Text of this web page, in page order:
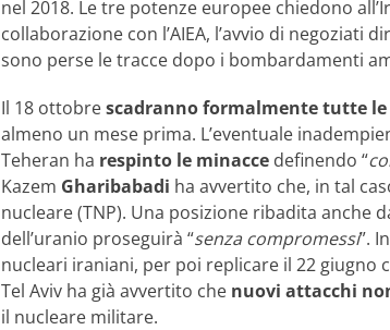
nel 2018. Le tre potenze europee chiedono
collaborazione con l’AIEA, l’avvio di
sono perse le tracce dopo i bombardamenti
Il 18 ottobrescadranno formalmente tutte le
almeno un mese prima. L’eventuale
Teheran ha respinto le minacce definendo “
Kazem Gharibabadi ha avvertito che, in tal
nucleare (TNP). Una posizione ribadita anche
dell’uranio proseguirà “senza compromessi”.
nucleari iraniani, per poi replicare il 22 giugno
Tel Aviv ha già avvertito che nuovi attacchi
il nucleare militare.